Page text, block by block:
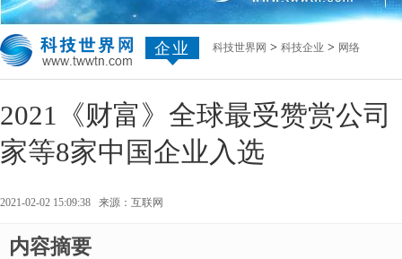
企业 科技世界网 > 科技企业 > 网络
2021《财富》全球最受赞赏公
家等8家中国企业入选
2021-02-02 15:09:38 来源： 互联网
内容摘要